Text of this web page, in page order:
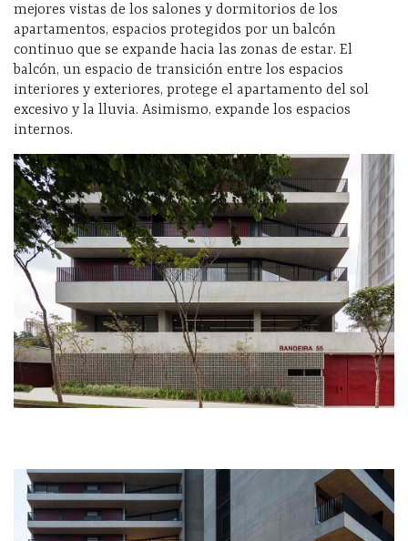
mejores vistas de los salones y dormitorios de los
apartamentos, espacios protegidos por un balcón
continuo que se expande hacia las zonas de estar. El
balcón, un espacio de transición entre los espacios
interiores y exteriores, protege el apartamento del sol
excesivo y la lluvia. Asimismo, expande los espacios
internos.